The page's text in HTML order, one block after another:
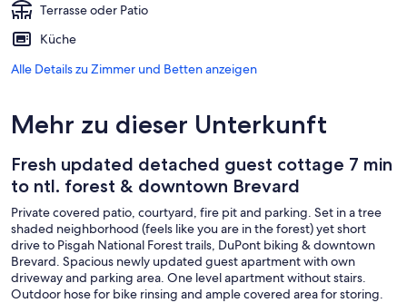
Terrasse oder Patio
Küche
Alle Details zu Zimmer und Betten anzeigen
Mehr zu dieser Unterkunft
Fresh updated detached guest cottage 7 min
to ntl. forest & downtown Brevard
Private covered patio, courtyard, fire pit and parking. Set in a tree
shaded neighborhood (feels like you are in the forest) yet short
drive to Pisgah National Forest trails, DuPont biking & downtown
Brevard. Spacious newly updated guest apartment with own
driveway and parking area. One level apartment without stairs.
Outdoor hose for bike rinsing and ample covered area for storing.